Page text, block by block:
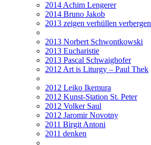
2014 Achim Lengerer
2014 Bruno Jakob
2013 zeigen verhüllen verbergen
2013 Norbert Schwontkowski
2013 Eucharistie
2013 Pascal Schwaighofer
2012 Art is Liturgy – Paul Thek
2012 Leiko Ikemura
2012 Kunst-Station St. Peter
2012 Volker Saul
2012 Jaromir Novotny
2011 Birgit Antoni
2011 denken